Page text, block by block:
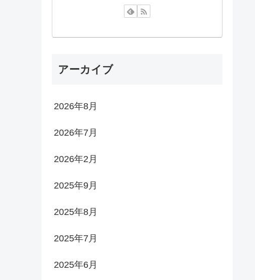
アーカイブ
2026年8月
2026年7月
2026年2月
2025年9月
2025年8月
2025年7月
2025年6月